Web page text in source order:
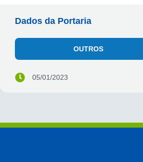
Dados da Portaria
OUTROS
05/01/2023